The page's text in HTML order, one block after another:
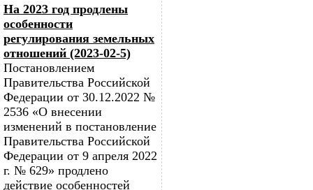
На 2023 год продлены
особенности
регулирования земельных
отношений (2023-02-5)
Постановлением
Правительства Российской
Федерации от 30.12.2022 №
2536 «О внесении
изменений в постановление
Правительства Российской
Федерации от 9 апреля 2022
г. № 629» продлено
действие особенностей